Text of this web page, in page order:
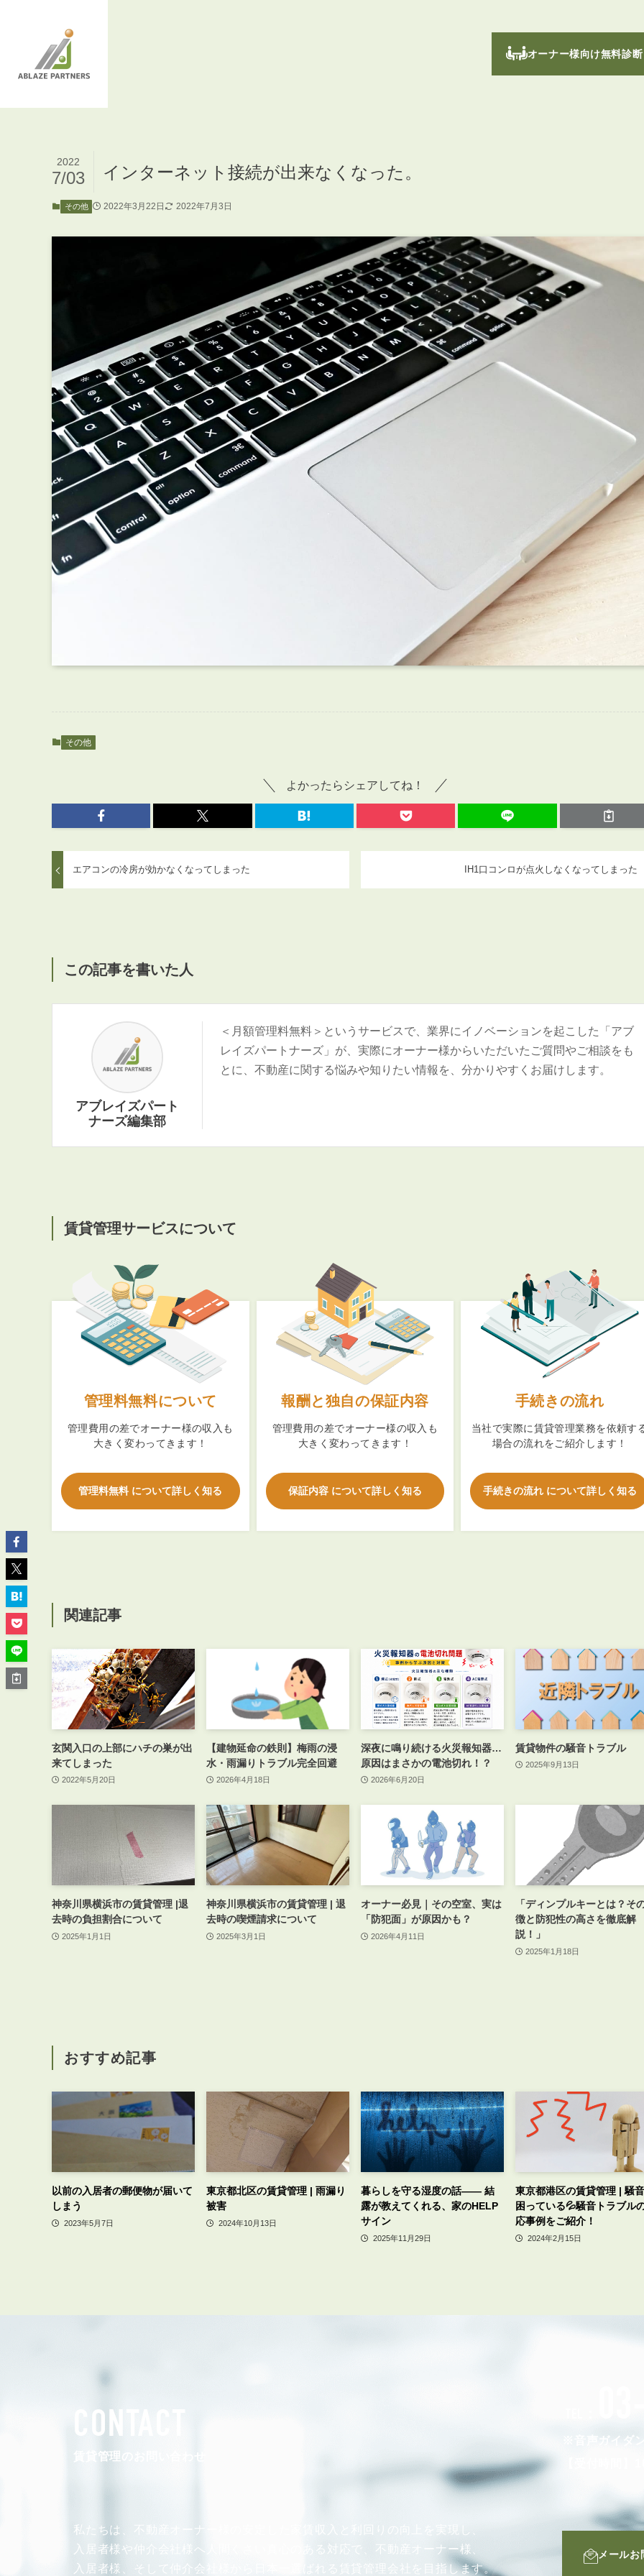
オーナー様向け無料診断
ABOUT私たちについて
会社概要
企業理念
グループ会社紹介
採用情報
3POINT空室解消!3つの自信
自慢の「賃料設定」／マーケティング
仲介会社とのネットワークで情報提供力に自信あり
管理オーナー様ご紹介制度
賃貸管理を依頼したい方
マンションの自主管理について
アパートの大規模修繕について
アパートの監視カメラ設置について
仲介業者向け・申込方法
申し込みから契約の流れ
お問い合わせ
03-6262-9556
※音声ガイダンス④を押してください。
【受付時間】10:00~19:00（定休日：水曜日）
無
インターネット接続が出来なくなった。
2022
7/03
その他 2022年3月22日 2022年7月3日
その他
よかったらシェアしてね！
エアコンの冷房が効かなくなってしまった IH1口コンロが点火しなくなってしまった
この記事を書いた人
アブレイズパート
ナーズ編集部
＜月額管理料無料＞というサービスで、業界にイノベーションを起こした「アブ
レイズパートナーズ」が、実際にオーナー様からいただいたご質問やご相談をも
とに、不動産に関する悩みや知りたい情報を、分かりやすくお届けします。
賃貸管理サービスについて
管理料無料について
管理費用の差でオーナー様の収入も
大きく変わってきます！
管理料無料 について詳しく知る
報酬と独自の保証内容
管理費用の差でオーナー様の収入も
大きく変わってきます！
保証内容 について詳しく知る
手続きの流れ
当社で実際に賃貸管理業務を依頼す
場合の流れをご紹介します！
手続きの流れ について詳しく知る
関連記事
玄関入口の上部にハチの巣が出
来てしまった
2022年5月20日
【建物延命の鉄則】梅雨の浸
水・雨漏りトラブル完全回避
2026年4月18日
深夜に鳴り続ける火災報知器…
原因はまさかの電池切れ！？
2026年6月20日
賃貸物件の騒音トラブル
2025年9月13日
神奈川県横浜市の賃貸管理 |退
去時の負担割合について
2025年1月1日
神奈川県横浜市の賃貸管理 | 退
去時の喫煙請求について
2025年3月1日
オーナー必見｜その空室、実は
「防犯面」が原因かも？
2026年4月11日
「ディンプルキーとは？そ
徴と防犯性の高さを徹底解
説！」
2025年1月18日
おすすめ記事
以前の入居者の郵便物が届いて
しまう
2023年5月7日
東京都北区の賃貸管理 | 雨漏り
被害
2024年10月13日
暮らしを守る湿度の話—— 結
露が教えてくれる、家のHELP
サイン
2025年11月29日
東京都港区の賃貸管理 | 騒
困っている💦騒音トラブル
応事例をご紹介！
2024年2月15日
CONTACT
賃貸管理のお問い合わせ
私たちは、不動産オーナー様の安定した
家賃収入と利回りの向上を実現し、
入居者様や仲介会社様へ人間くさい真心のある対応で、不動産オーナー様、
入居者様、そして仲介会社様から
日本一選ばれる賃貸管理会社を目指します。
※音声ガイダ
【受付時間】
メールお